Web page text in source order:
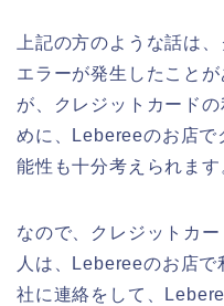
上記の方のような話は
エラーが発生したこと
が、クレジットカード
めに、Lebereeのお店で
能性も十分考えられます
なので、クレジットカ
人は、Lebereeのお店
社に連絡をして、